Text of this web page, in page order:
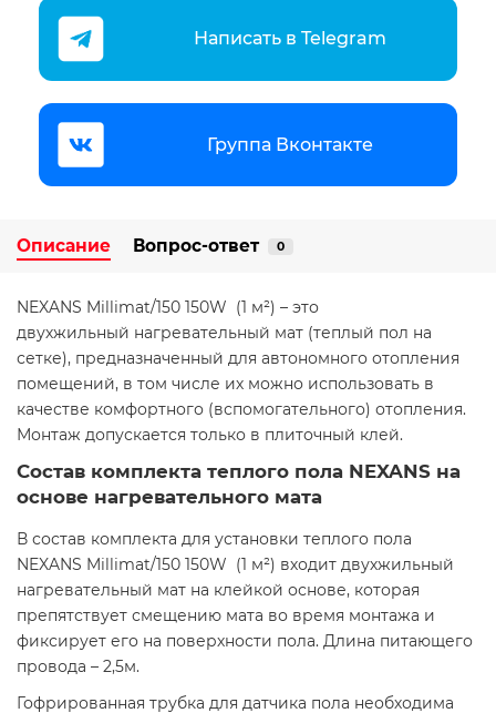
Написать в Telegram
Группа Вконтакте
Описание Вопрос-ответ 0
NEXANS Millimat/150 150W (1 м²) – это
двухжильный нагревательный мат (теплый пол на
сетке), предназначенный для автономного отопления
помещений, в том числе их можно использовать в
качестве комфортного (вспомогательного) отопления.
Монтаж допускается только в плиточный клей.
Состав комплекта теплого пола NEXANS на
основе нагревательного мата
В состав комплекта для установки теплого пола
NEXANS Millimat/150 150W (1 м²) входит двухжильный
нагревательный мат на клейкой основе, которая
препятствует смещению мата во время монтажа и
фиксирует его на поверхности пола. Длина питающего
провода – 2,5м.
Гофрированная трубка для датчика пола необходима